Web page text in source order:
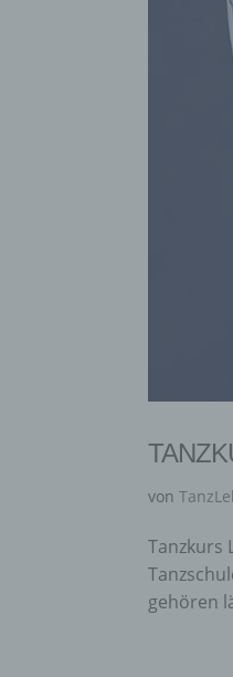
von
Tanzkurs
gehören